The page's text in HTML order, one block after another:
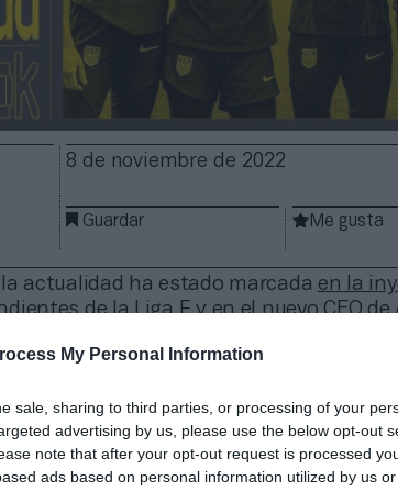
My Personal Information
sale, sharing to third parties, or processing of your
advertising by us, please use the below opt-out
note that after your opt-out request is processed
ads based on personal information utilized by us
8 de noviembre de 2022
Guardar Me gusta
actualidad ha estado marcada en la
de la Liga Fy enel nuevo CEO de
se alían con la liga depickleballde
de alta gama ha sellado un
que cuenta con Lebron James y Kevin